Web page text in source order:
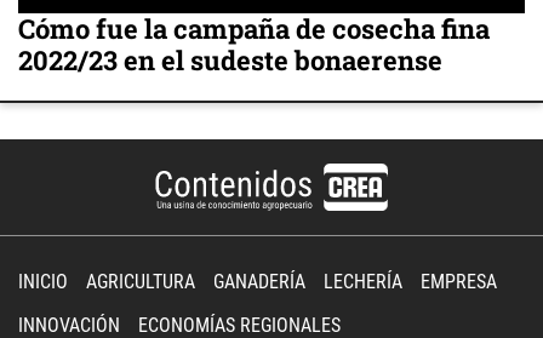
Cómo fue la campaña de cosecha fina
2022/23 en el sudeste bonaerense
INICIO AGRICULTURA GANADERÍA LECHERÍA
EMPRESA
INNOVACIÓN
ECONOMÍAS REGIONALES